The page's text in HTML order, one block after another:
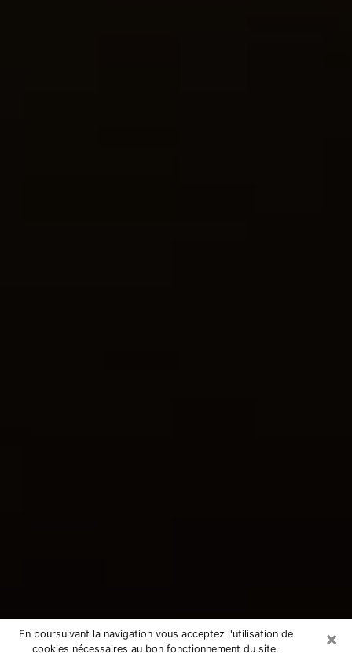
×
En poursuivant la navigation vous acceptez l'utilisation de
cookies nécessaires au bon fonctionnement du site.